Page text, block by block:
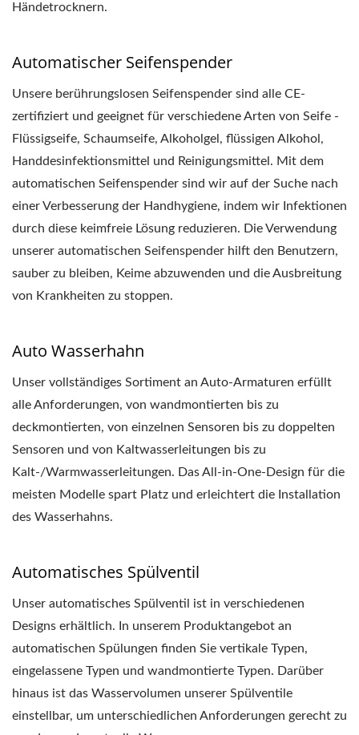
Händetrocknern.
Automatischer Seifenspender
Unsere berührungslosen Seifenspender sind alle CE-
zertifiziert und geeignet für verschiedene Arten von Seife -
Flüssigseife, Schaumseife, Alkoholgel, flüssigen Alkohol,
Handdesinfektionsmittel und Reinigungsmittel. Mit dem
automatischen Seifenspender sind wir auf der Suche nach
einer Verbesserung der Handhygiene, indem wir Infektionen
durch diese keimfreie Lösung reduzieren. Die Verwendung
unserer automatischen Seifenspender hilft den Benutzern,
sauber zu bleiben, Keime abzuwenden und die Ausbreitung
von Krankheiten zu stoppen.
Auto Wasserhahn
Unser vollständiges Sortiment an Auto-Armaturen erfüllt
alle Anforderungen, von wandmontierten bis zu
deckmontierten, von einzelnen Sensoren bis zu doppelten
Sensoren und von Kaltwasserleitungen bis zu
Kalt-/Warmwasserleitungen. Das All-in-One-Design für die
meisten Modelle spart Platz und erleichtert die Installation
des Wasserhahns.
Automatisches Spülventil
Unser automatisches Spülventil ist in verschiedenen
Designs erhältlich. In unserem Produktangebot an
automatischen Spülungen finden Sie vertikale Typen,
eingelassene Typen und wandmontierte Typen. Darüber
hinaus ist das Wasservolumen unserer Spülventile
einstellbar, um unterschiedlichen Anforderungen gerecht zu